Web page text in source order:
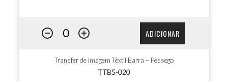
ADICIONAR
Transfer de Imagem Têxtil Barra – Pêssego
TTB5-020